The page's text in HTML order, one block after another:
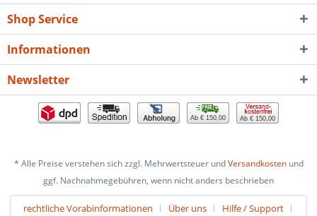
Shop Service
Informationen
Newsletter
Ab € 150,00 Ab € 150,00
* Alle Preise verstehen sich zzgl. Mehrwertsteuer undVersandkostenund
ggf. Nachnahmegebühren, wenn nicht anders beschrieben
rechtliche Vorabinformationen Über uns
Hilfe / Support